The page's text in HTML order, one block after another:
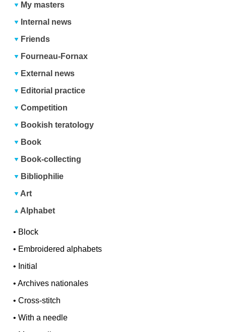
My masters
Internal news
Friends
Fourneau-Fornax
External news
Editorial practice
Competition
Bookish teratology
Book
Book-collecting
Bibliophilie
Art
Alphabet
• Block
• Embroidered alphabets
• Initial
•Archives nationales
•Cross-stitch
•With a needle